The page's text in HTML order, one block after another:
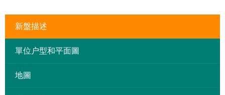
新盤描述
單位户型和平面圖
地圖